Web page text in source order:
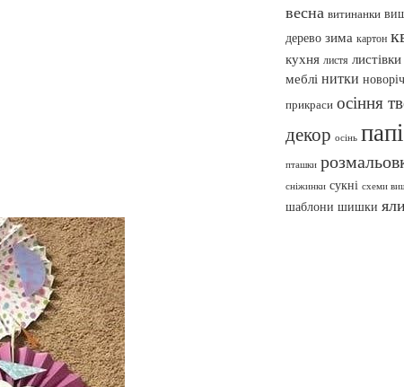
весна витинанки
дерево зима картон
кухня листя листівки
меблі нитки
прикраси осіння
декор осінь
пташки
сніжинки сукні схеми
шаблони шишки